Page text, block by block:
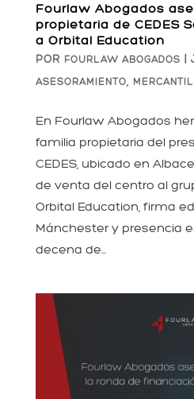
Fourlaw Abogados
propietaria de CEDES
a Orbital Education
POR FOURLAW ABOGADOS
ASESORAMIENTO, MERCANTIL
En Fourlaw Abogados
familia propietaria del
CEDES, ubicado en
de venta del centro al
Orbital Education, firma
Mánchester y presencia
decena de...